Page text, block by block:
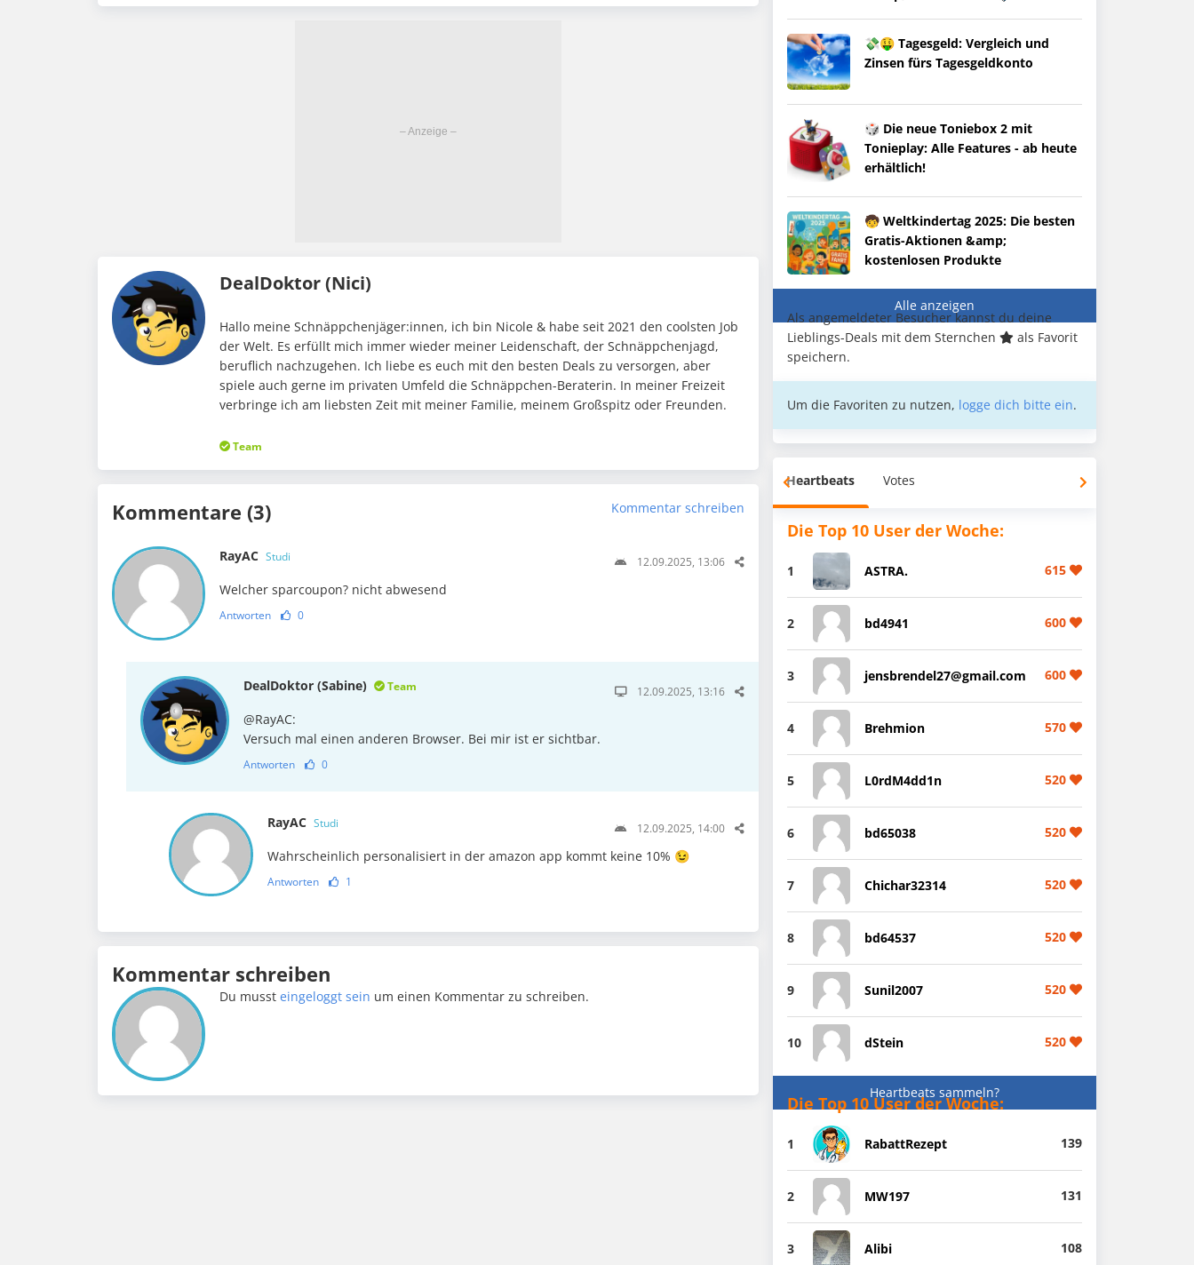
DealDoktor (Nici)
Hallo meine Schnäppchenjäger:innen, ich bin Nicole & habe seit 2021 den coolsten Job
der Welt. Es erfüllt mich immer wieder meiner Leidenschaft, der Schnäppchenjagd,
beruflich nachzugehen. Ich liebe es euch mit den besten Deals zu versorgen, aber
spiele auch gerne im privaten Umfeld die Schnäppchen-Beraterin. In meiner Freizeit
verbringe ich am liebsten Zeit mit meiner Familie, meinem Großspitz oder Freunden.
Team
Kommentare (3) Kommentar schreiben
RayAC Studi 12.09.2025, 13:06
Welcher sparcoupon? nicht abwesend
Antworten 0
DealDoktor (Sabine) Team 12.09.2025, 13:16
@RayAC:
Versuch mal einen anderen Browser. Bei mir ist er sichtbar.
Antworten 0
RayAC Studi 12.09.2025, 14:00
Wahrscheinlich personalisiert in der amazon app kommt keine 10% 😉
Antworten 1
Kommentar schreiben
Du mussteingeloggt sein um einen Kommentar zu schreiben.
💸🤑 Tagesgeld: Vergleich und
Zinsen fürs Tagesgeldkonto
🎲 Die neue Toniebox 2 mit
Tonieplay: Alle Features - ab heute
erhältlich!
🧒 Weltkindertag 2025: Die besten
Gratis-Aktionen &amp;
kostenlosen Produkte
Alle anzeigen
Als angemeldeter Besucher kannst du deine
Lieblings-Deals mit dem Sternchen
als Favorit
speichern.
Um die Favoriten zu nutzen, logge dich bitte ein.
Heartbeats Votes
Die Top 10 User der Woche:
1 ASTRA. 615
2 bd4941 600
3 jensbrendel27@gmail.com 600
4 Brehmion 570
5 L0rdM4dd1n 520
6 bd65038 520
7 Chichar32314 520
8 bd64537 520
9 Sunil2007 520
10 dStein 520
Heartbeats sammeln?
Die Top 10 User der Woche:
1 RabattRezept 139
2 MW197 131
3 Alibi 108